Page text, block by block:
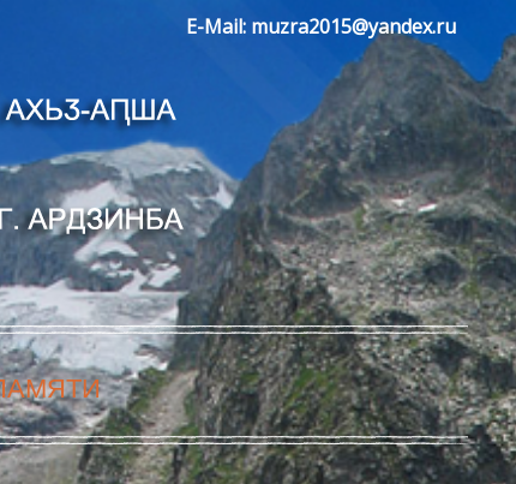
E-Mail: muzra2015@yandex.ru